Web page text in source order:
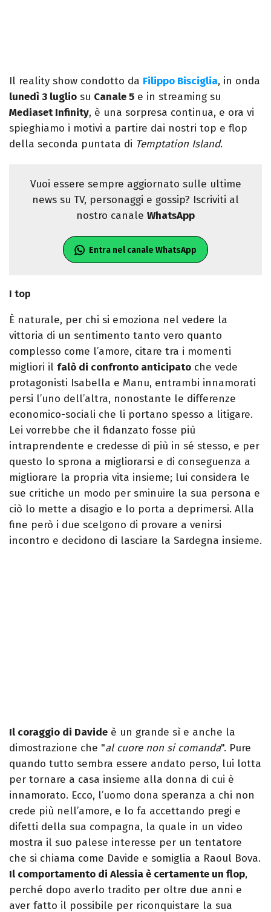
Il reality show condotto da Filippo Bisciglia, in onda
lunedì 3 luglio su Canale 5 e in streaming su
Mediaset Infinity, è una sorpresa continua, e ora vi
spieghiamo i motivi a partire dai nostri top e flop
della seconda puntata di Temptation Island.
Vuoi essere sempre aggiornato sulle ultime
news su TV, personaggi e gossip? Iscriviti al
nostro canale WhatsApp
Entra nel canale WhatsApp
I top
È naturale, per chi si emoziona nel vedere la
vittoria di un sentimento tanto vero quanto
complesso come l’amore, citare tra i momenti
migliori il falò di confronto anticipato che vede
protagonisti Isabella e Manu, entrambi innamorati
persi l’uno dell’altra, nonostante le differenze
economico-sociali che li portano spesso a litigare.
Lei vorrebbe che il fidanzato fosse più
intraprendente e credesse di più in sé stesso, e per
questo lo sprona a migliorarsi e di conseguenza a
migliorare la propria vita insieme; lui considera le
sue critiche un modo per sminuire la sua persona e
ciò lo mette a disagio e lo porta a deprimersi. Alla
fine però i due scelgono di provare a venirsi
incontro e decidono di lasciare la Sardegna insieme.
Il coraggio di Davide è un grande sì e anche la
dimostrazione che "al cuore non si comanda". Pure
quando tutto sembra essere andato perso, lui lotta
per tornare a casa insieme alla donna di cui è
innamorato. Ecco, l’uomo dona speranza a chi non
crede più nell’amore, e lo fa accettando pregi e
difetti della sua compagna, la quale in un video
mostra il suo palese interesse per un tentatore
che si chiama come Davide e somiglia a Raoul Bova.
Il comportamento di Alessia è certamente un flop,
perché dopo averlo tradito per oltre due anni e
aver fatto il possibile per riconquistare la sua